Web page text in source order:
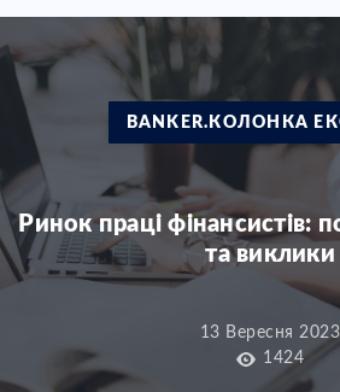
BANKER.КОЛОНКА
Ринок праці фінансистів:
та виклики
13 Вересня 2023
1424